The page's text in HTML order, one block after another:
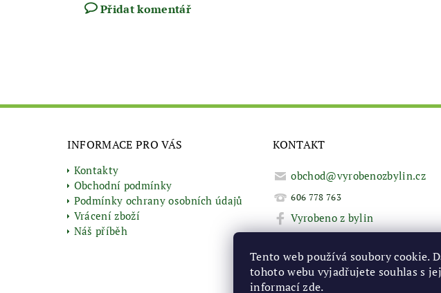
Přidat komentář
INFORMACE PRO VÁS
Kontakty
Obchodní podmínky
Podmínky ochrany osobních údajů
Vrácení zboží
Náš příběh
KONTAKT
obchod@vyrobenozbylin.cz
606 778 763
Vyrobeno z bylin
Tento web používá soubory cookie.
tohoto webu vyjadřujete souhlas s
informacízde.